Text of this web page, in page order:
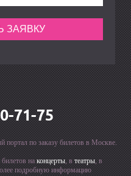
71-75
портал по заказу билетов в Москве.
билетов наконцерты, втеатры, в
подробную информацию